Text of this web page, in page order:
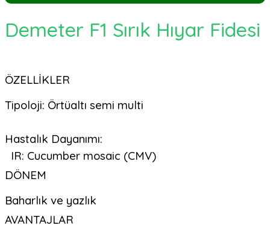
Demeter F1 Sırık Hıyar Fidesi
ÖZELLİKLER
Tipoloji: Örtüaltı semi multi
Hastalık Dayanımı:
IR: Cucumber mosaic (CMV)
DÖNEM
Baharlık ve yazlık
AVANTAJLAR